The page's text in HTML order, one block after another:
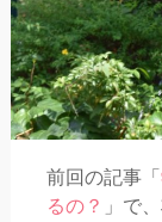
前回の記事「
るの？ 」で